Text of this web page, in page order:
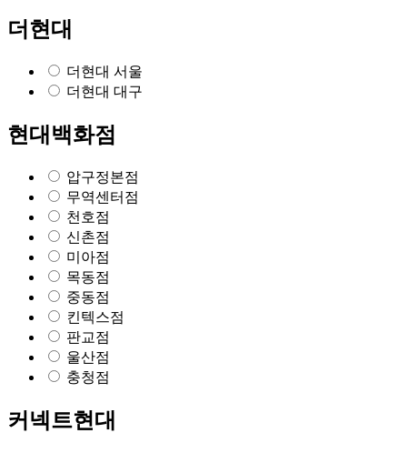
더현대
더현대 서울
더현대 대구
현대백화점
압구정본점
무역센터점
천호점
신촌점
미아점
목동점
중동점
킨텍스점
판교점
울산점
충청점
커넥트현대